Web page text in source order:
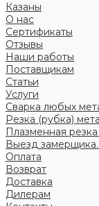
Казаны
О нас
Сертификаты
Отзывы
Наши работы
Поставщикам
Статьи
Услуги
Сварка любых
Резка (рубка)
Плазменная
Выезд
Оплата
Возврат
Доставка
Дилерам